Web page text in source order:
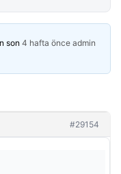
son 4 hafta önce admin
#29154